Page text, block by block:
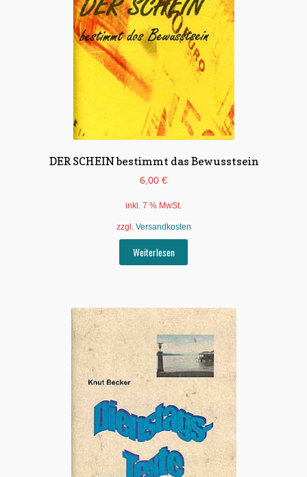
DER SCHEIN bestimmt das Bewusstsein
6,00 €
inkl. 7 % MwSt.
zzgl. Versandkosten
Weiterlesen